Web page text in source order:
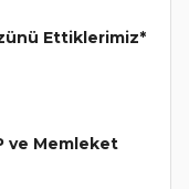
Ettiklerimiz*
ve Memleket